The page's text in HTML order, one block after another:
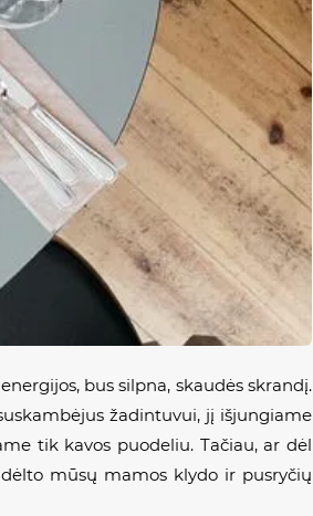
bus silpna, skaudės skrandį.
žadintuvui, jį išjungiame
tik kavos puodeliu. Tačiau, ar dėl
mūsų mamos klydo ir pusryčių